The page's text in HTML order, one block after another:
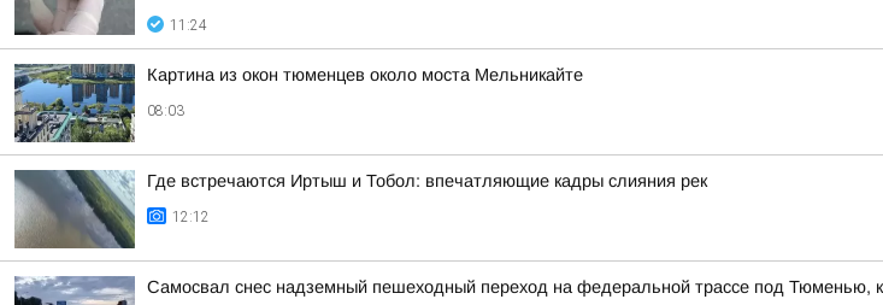
11:24
Картина из окон тюменцев около моста Мельникайте
08:03
Где встречаются Иртыш и Тобол: впечатляющие кадры слияния рек
12:12
Самосвал снес надземный пешеходный переход на федеральной трассе под Тюменью,